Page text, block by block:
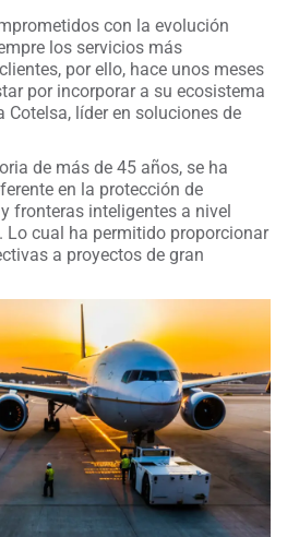
con la evolución
los servicios más
por ello, hace unos meses
por incorporar a su ecosistema
Cotelsa, líder en soluciones de
de más de 45 años, se ha
en la protección de
fronteras inteligentes a nivel
Lo cual ha permitido proporcionar
a proyectos de gran